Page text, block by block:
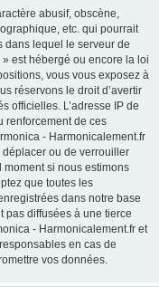
abusif, obscène,
etc. qui pourrait
dans lequel le serveur de
est hébergé ou encore la loi
vous vous exposez à
réservons le droit d’avertir
officielles. L’adresse IP de
renforcement de ces
- Harmonicalement.fr
déplacer ou de verrouiller
moment si nous estimons
que toutes les
dans notre base
pas diffusées à une tierce
- Harmonicalement.fr et
en cas de
vos données.